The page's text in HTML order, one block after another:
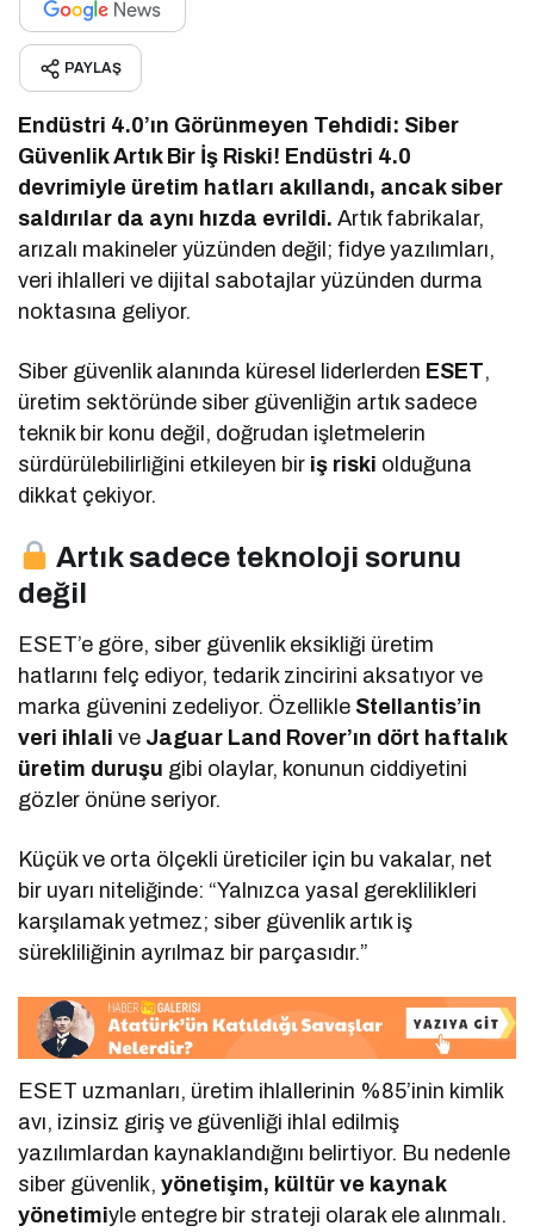
PAYLAŞ
Endüstri 4.0’ın Görünmeyen Tehdidi: Siber
Güvenlik Artık Bir İş Riski! Endüstri 4.0
devrimiyle üretim hatları akıllandı, ancak siber
saldırılar da aynı hızda evrildi. Artık fabrikalar,
arızalı makineler yüzünden değil; fidye yazılımları,
veri ihlalleri ve dijital sabotajlar yüzünden durma
noktasına geliyor.
Siber güvenlik alanında küresel liderlerden ESET,
üretim sektöründe siber güvenliğin artık sadece
teknik bir konu değil, doğrudan işletmelerin
sürdürülebilirliğini etkileyen bir iş riski olduğuna
dikkat çekiyor.
Artık sadece teknoloji sorunu
değil
ESET’e göre, siber güvenlik eksikliği üretim
hatlarını felç ediyor, tedarik zincirini aksatıyor ve
marka güvenini zedeliyor. Özellikle Stellantis’in
veri ihlali ve Jaguar Land Rover’ın dört haftalık
üretim duruşu gibi olaylar, konunun ciddiyetini
gözler önüne seriyor.
Küçük ve orta ölçekli üreticiler için bu vakalar, net
bir uyarı niteliğinde: “Yalnızca yasal gereklilikleri
karşılamak yetmez; siber güvenlik artık iş
sürekliliğinin ayrılmaz bir parçasıdır.”
ESET uzmanları, üretim ihlallerinin %85’inin kimlik
avı, izinsiz giriş ve güvenliği ihlal edilmiş
yazılımlardan kaynaklandığını belirtiyor. Bu nedenle
siber güvenlik,yönetişim, kültür ve kaynak
yönetimiyle entegre bir strateji olarak ele alınmalı.